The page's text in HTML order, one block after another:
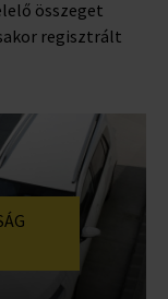
összeget
regisztrált